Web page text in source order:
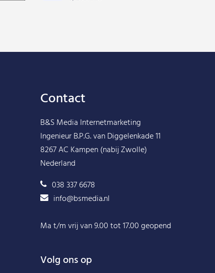
Contact
B&S Media Internetmarketing
Ingenieur B.P.G. van Diggelenkade 11
8267 AC Kampen (nabij Zwolle)
Nederland
038 337 6678
info@bsmedia.nl
Ma t/m vrij van 9.00 tot 17.00 geopend
Volg ons op